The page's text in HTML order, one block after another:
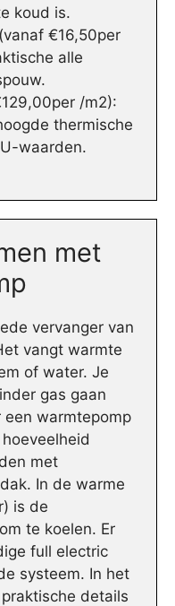
koud is.
€16,50per
alle
/m2):
thermische
waarden.
met
vervanger van
vangt warmte
of water. Je
gas gaan
een warmtepomp
met
In de warme
is de
te koelen. Er
full electric
systeem. In het
details